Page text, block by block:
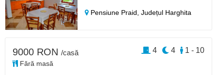
Pensiune Praid,Județul Harghita
9000 RON /casă
Fără masă
1 - 10
4
4